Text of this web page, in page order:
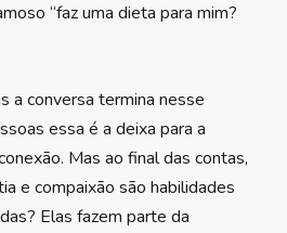
“faz uma dieta para mim?
a conversa termina nesse
essa é a deixa para a
Mas ao final das contas,
e compaixão são habilidades
Elas fazem parte da